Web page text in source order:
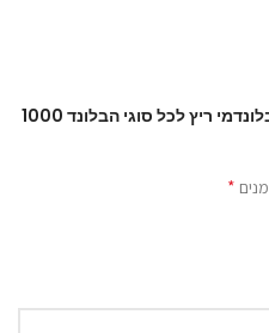
היה הראשון לכתוב סקירה “שמפו בלונדמי ריץ לכל סוגי הבלונד 1000
*